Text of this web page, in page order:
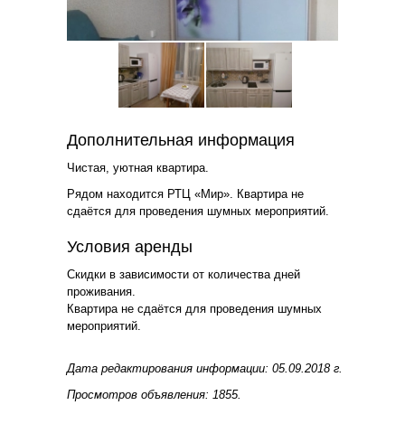
Дополнительная информация
Чистая, уютная квартира.
Рядом находится РТЦ «Мир». Квартира не
сдаётся для проведения шумных мероприятий.
Условия аренды
Скидки в зависимости от количества дней
проживания.
Квартира не сдаётся для проведения шумных
мероприятий.
Дата редактирования информации: 05.09.2018 г.
Просмотров объявления: 1855.